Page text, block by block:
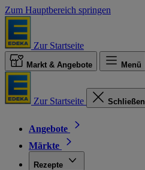
Zum Hauptbereich springen
Zur Startseite
Markt & Angebote Menü
Zur Startseite Schließen
Angebote
Märkte
Rezepte